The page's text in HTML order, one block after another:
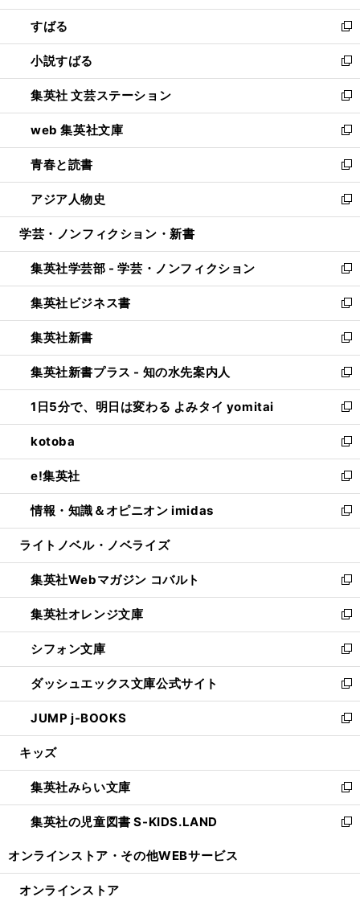
開
く
ウ
で
開
く
ン
ド
ウ
で
開
く
すばる
新
し
い
ウ
ィ
ン
ド
ウ
で
開
く
小説すばる
新
し
い
ウ
ィ
ン
ド
ウ
で
開
集英社 文芸ステーション
新
し
い
ウ
ィ
ン
ド
ウ
開
く
web 集英社文庫
新
し
い
ウ
ィ
ン
ウ
で
開
く
青春と読書
新
し
い
ウ
ン
ド
ウ
で
開
く
アジア人物史
新
し
ウ
ィ
ン
ド
ウ
で
開
く
学芸・ノンフィクション・新書
集英社学芸部 - 学芸・ノンフィクション
新
し
い
ウ
ィ
ン
ド
ウ
で
開
く
集英社ビジネス書
新
し
い
ウ
ィ
ン
ド
ウ
で
開
く
集英社新書
新
し
い
ウ
ィ
ン
ド
ウ
で
開
く
集英社新書プラス - 知の水先案内人
新
し
い
ウ
ィ
ン
ド
ウ
で
開
1日5分で、明日は変わる よみタイ yomitai
新
し
い
ウ
ィ
ン
ド
ウ
開
く
kotoba
新
し
い
ウ
ィ
ン
ウ
で
開
く
e!集英社
新
し
い
ウ
ン
ド
ウ
で
開
く
情報・知識＆オピニオン imidas
新
し
ウ
ィ
ン
ド
ウ
で
開
く
ライトノベル・ノベライズ
集英社Webマガジン コバルト
新
し
い
ウ
ィ
ン
ド
ウ
で
開
集英社オレンジ文庫
新
し
い
ウ
ィ
ン
ド
ウ
開
く
シフォン文庫
新
し
い
ウ
ィ
ン
ウ
で
開
く
ダッシュエックス文庫公式サイト
新
し
い
ウ
ン
ド
ウ
で
JUMP j-BOOKS
新
し
ウ
ィ
ン
ド
開
キッズ
集英社みらい文庫
新
し
い
ン
集英社の児童図書 S-KIDS.LAND
新
ウ
オンラインストア・ その他WEBサービス
オンラインストア